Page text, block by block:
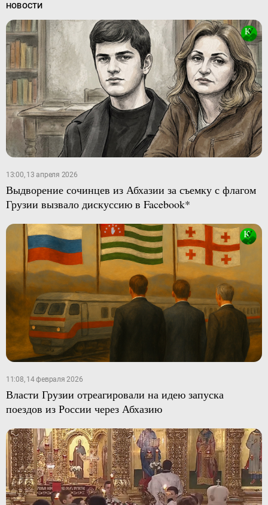
НОВОСТИ
13:00, 13 апреля 2026
Выдворение сочинцев из Абхазии за съемку с флагом
Грузии вызвало дискуссию в Facebook*
11:08, 14 февраля 2026
Власти Грузии отреагировали на идею запуска
поездов из России через Абхазию